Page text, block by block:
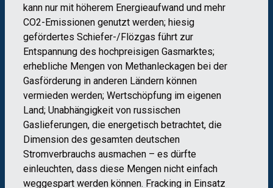
kann nur mit höherem Energieaufwand und mehr
CO2-Emissionen genutzt werden; hiesig
gefördertes Schiefer-/Flözgas führt zur
Entspannung des hochpreisigen Gasmarktes;
erhebliche Mengen von Methanleckagen bei der
Gasförderung in anderen Ländern können
vermieden werden; Wertschöpfung im eigenen
Land; Unabhängigkeit von russischen
Gaslieferungen, die energetisch betrachtet, die
Dimension des gesamten deutschen
Stromverbrauchs ausmachen – es dürfte
einleuchten, dass diese Mengen nicht einfach
weggespart werden können. Fracking in Einsatz